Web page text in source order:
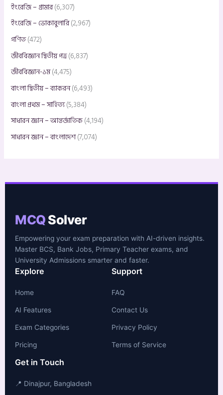
ইংরেজি – গ্রামার(6,307)
ইংরেজি – ভোকাবুলারি(2,967)
গণিত(472)
জীববিজ্ঞান দ্বিতীয় পত্র(6,837)
জীববিজ্ঞান-১ম(4,475)
বাংলা দ্বিতীয় – ব্যাকরন(6,493)
বাংলা প্রথম – সাহিত্য(5,384)
সাধারন জ্ঞান – আন্তর্জাতিক(4,194)
সাধারন জ্ঞান – বাংলাদেশ(7,074)
MCQSolver
Empowering your exam preparation with AI-driven insights.
Master BCS, Bank Jobs, Primary Teacher exams, and
University Admissions smarter and faster.
Explore
Home
AI Features
Exam Categories
Pricing
Support
FAQ
Contact Us
Privacy Policy
Terms of Service
Get in Touch
📍 Dinajpur, Bangladesh